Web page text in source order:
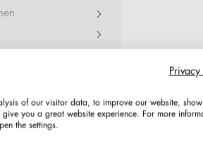
of our visitor data, to improve our website, show
you a great website experience. For more
the settings.